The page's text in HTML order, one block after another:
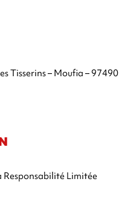
Tisserins – Moufia – 97490
Responsabilité Limitée